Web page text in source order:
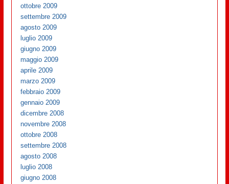
ottobre 2009
settembre 2009
agosto 2009
luglio 2009
giugno 2009
maggio 2009
aprile 2009
marzo 2009
febbraio 2009
gennaio 2009
dicembre 2008
novembre 2008
ottobre 2008
settembre 2008
agosto 2008
luglio 2008
giugno 2008